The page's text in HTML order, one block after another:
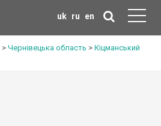
uk ru en
> Чернівецька область > Кіцманський